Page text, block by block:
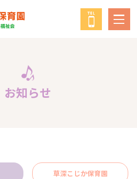
鹿鳴福祉会
教育・保育の方針
お知らせ
草深こじか保育園